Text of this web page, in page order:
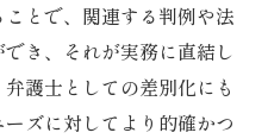
とで、関連する判例や法
き、それが実務に直結し
護士としての差別化にも
ズに対してより的確かつ